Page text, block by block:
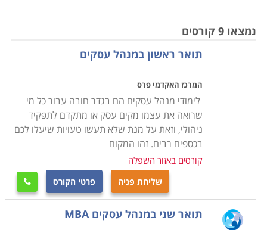
רבים בוחרים ללמוד מנהל עסקים כפתח לקריירה מקצועית
ועושים זאת ברמה האקדמית עוד טרם שהשתלבו בשוק
שהזדמן להם. תהיה זו טעות להקל ראש בתוכניות לימוד אלו,
עומקן, רצינותן או יעילותן, אך פעמים רבות הן מייצרות
מנהלים עסקיים שמחפשים את דרכם בשוק העבודה
הניהולי מבלי שאפילו טעמו יום אחד של עבודה אמיתית
בעסק, לא מכירים את הדינמיקה החברתית בין עובדים,
ובוודאי שלא התוודעו לקשיים ולמאבקים של העובד אותו הם
מבקשים עתה לנהל ולנווט.
לעומתם עומדים אלו שבמקום ללמוד כיצד להגות עסק רווחי,
פשוט עשו צעד מכריע ופתחו אותו בפועל גם למרות חוסר
נמצאו 9 קורסים
תואר ראשון במנהל עסקים
המרכז האקדמי פרס
לימודי מנהל עסקים הם בגדר חובה עבור כל מי
שרואה את עצמו מקים עסק או מתקדם לתפקיד
ניהולי, וזאת על מנת שלא תעשו טעויות שיעלו לכם
בכספים רבים. זהו המקום
קורסים באזור השפלה
שליחת פניה פרטי הקורס 
תואר שני במנהל עסקים MBA